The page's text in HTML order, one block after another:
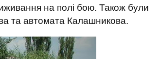
на полі бою. Також були
та автомата Калашникова.